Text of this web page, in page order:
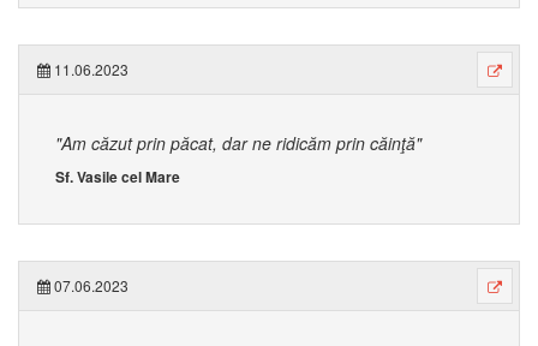
11.06.2023
"Am căzut prin păcat, dar ne ridicăm prin căinţă"
Sf. Vasile cel Mare
07.06.2023